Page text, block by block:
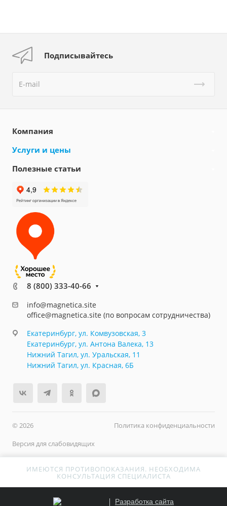
Подписывайтесь
Компания
Услуги и цены
Полезные статьи
8 (800) 333-40-66
info@magnetica.site
office@magnetica.site (по вопросам сотрудничества)
Екатеринбург, ул. Комвузовская, 3
Екатеринбург, ул. Антона Валека, 13
Нижний Тагил, ул. Уральская, 11
Нижний Тагил, ул. Красная, 6Б
© 2026
Политика конфиденциальности
Версия для слабовидящих
ИМЕЮТСЯ ПРОТИВОПОКАЗАНИЯ. НЕОБХОДИМА
КОНСУЛЬТАЦИЯ СПЕЦИАЛИСТА
Разработка сайта